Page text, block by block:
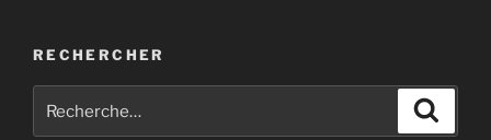
RECHERCHER
pour